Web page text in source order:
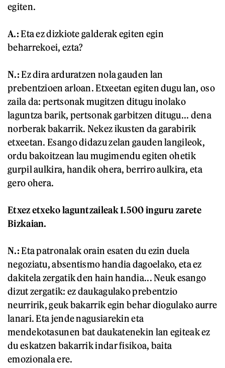
egiten.
A.:Eta ez dizkiote galderak egiten egin
beharrekoei, ezta?
N.:Ez dira arduratzen nola gauden lan
prebentzioen arloan. Etxeetan egiten dugu lan, oso
zaila da: pertsonak mugitzen ditugu inolako
laguntza barik, pertsonak garbitzen ditugu... dena
norberak bakarrik. Nekez ikusten da garabirik
etxeetan. Esango didazu zelan gauden langileok,
ordu bakoitzean lau mugimendu egiten ohetik
gurpil aulkira, handik ohera, berriro aulkira, eta
gero ohera.
Etxez etxeko laguntzaileak 1.500 inguru zarete
Bizkaian.
N.:Eta patronalak orain esaten du ezin duela
negoziatu, absentismo handia dagoelako, eta ez
dakitela zergatik den hain handia... Neuk esango
dizut zergatik: ez daukagulako prebentzio
neurririk, geuk bakarrik egin behar diogulako aurre
lanari. Eta jende nagusiarekin eta
mendekotasunen bat daukatenekin lan egiteak ez
du eskatzen bakarrik indar fisikoa, baita
emozionala ere.